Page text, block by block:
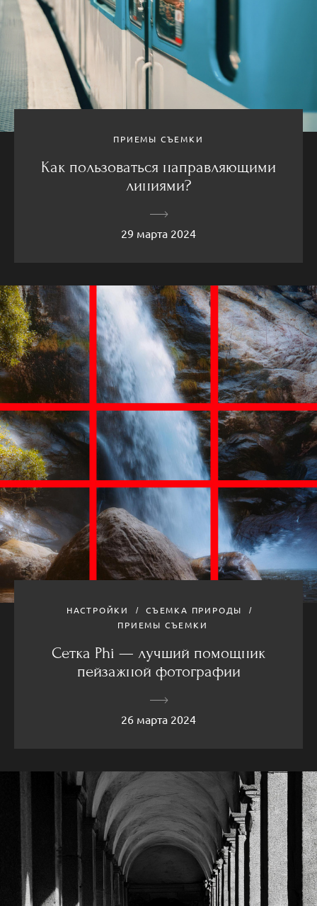
ПРИЕМЫ СЪЕМКИ
Как пользоваться направляющими
линиями?
29 марта 2024
НАСТРОЙКИ
СЪЕМКА ПРИРОДЫ
ПРИЕМЫ СЪЕМКИ
Сетка Phi — лучший помощник
пейзажной фотографии
26 марта 2024